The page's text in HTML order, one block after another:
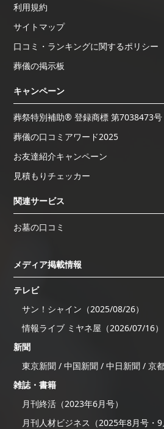
利用規約
サイトマップ
口コミ・ランキングに関するポリシー
葬儀の掲示板
キャンペーン
葬祭特別補助® 登録商標 第7038473号
葬儀の口コミアワード2025
お友達紹介キャンペーン
見積もりチェッカー
関連サービス
お墓の口コミ
メディア掲載情報
テレビ
サン！シャイン（2025/08/26）
情報ライブ ミヤネ屋（2026/07/16）
新聞
東京新聞 / 中国新聞 / 中日新聞 / 京
雑誌・書籍
月刊終活（2023年6月号）
月刊人材ビジネス（2025年8月号・9